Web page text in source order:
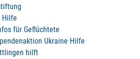
Hilfe
für Geflüchtete
Ukraine Hilfe
hilft